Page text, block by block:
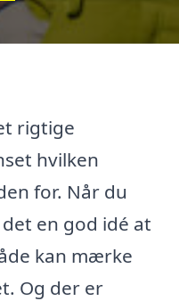
rigtige
hvilken
for. Når du
en god idé at
kan mærke
Og der er